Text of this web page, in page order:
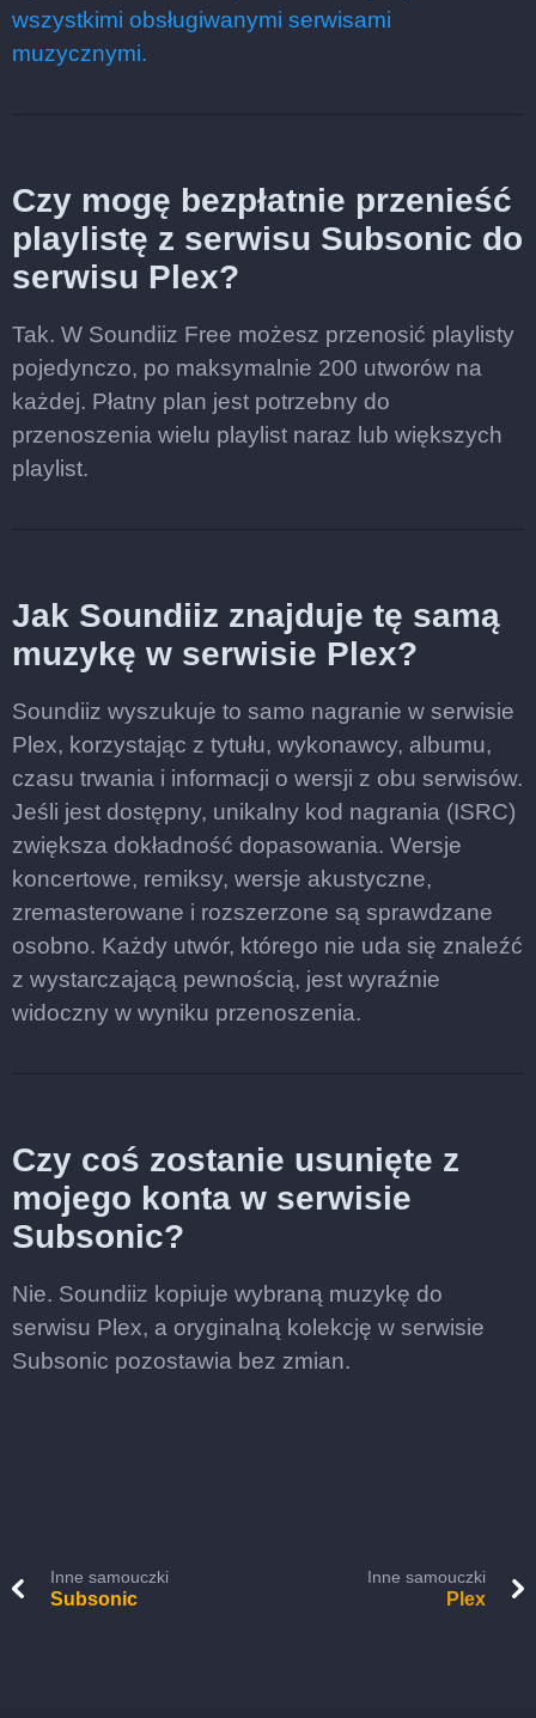
wszystkimi obsługiwanymi serwisami
muzycznymi.
Czy mogę bezpłatnie przenieść
playlistę z serwisu Subsonic do
serwisu Plex?
Tak. W Soundiiz Free możesz przenosić playlisty
pojedynczo, po maksymalnie 200 utworów na
każdej. Płatny plan jest potrzebny do
przenoszenia wielu playlist naraz lub większych
playlist.
Jak Soundiiz znajduje tę samą
muzykę w serwisie Plex?
Soundiiz wyszukuje to samo nagranie w serwisie
Plex, korzystając z tytułu, wykonawcy, albumu,
czasu trwania i informacji o wersji z obu serwisów.
Jeśli jest dostępny, unikalny kod nagrania (ISRC)
zwiększa dokładność dopasowania. Wersje
koncertowe, remiksy, wersje akustyczne,
zremasterowane i rozszerzone są sprawdzane
osobno. Każdy utwór, którego nie uda się znaleźć
z wystarczającą pewnością, jest wyraźnie
widoczny w wyniku przenoszenia.
Czy coś zostanie usunięte z
mojego konta w serwisie
Subsonic?
Nie. Soundiiz kopiuje wybraną muzykę do
serwisu Plex, a oryginalną kolekcję w serwisie
Subsonic pozostawia bez zmian.
Inne samouczki
Subsonic
Inne samouczki
Plex